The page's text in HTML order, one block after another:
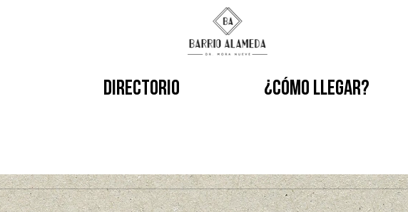
Directorio ¿Cómo llegar?